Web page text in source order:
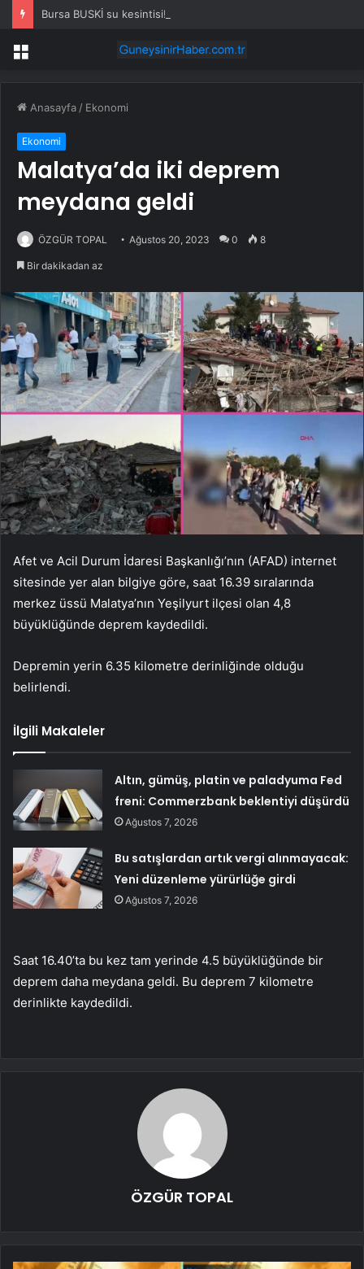
Menü
Anasayfa / Ekonomi
Ekonomi
Malatya’da iki deprem
meydana geldi
ÖZGÜR TOPAL Ağustos 20, 2023 0 8
Bir dakikadan az
Afet ve Acil Durum İdaresi Başkanlığı’nın (AFAD) internet
sitesinde yer alan bilgiye göre, saat 16.39 sıralarında
merkez üssü Malatya’nın Yeşilyurt ilçesi olan 4,8
büyüklüğünde deprem kaydedildi.
Depremin yerin 6.35 kilometre derinliğinde olduğu
belirlendi.
İlgili Makaleler
Altın, gümüş, platin ve paladyuma Fed
freni: Commerzbank beklentiyi düşürdü
Ağustos 7, 2026
Bu satışlardan artık vergi alınmayacak:
Yeni düzenleme yürürlüğe girdi
Ağustos 7, 2026
Saat 16.40’ta bu kez tam yerinde 4.5 büyüklüğünde bir
deprem daha meydana geldi. Bu deprem 7 kilometre
derinlikte kaydedildi.
ÖZGÜR TOPAL